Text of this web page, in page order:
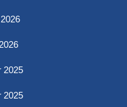
2025
2025